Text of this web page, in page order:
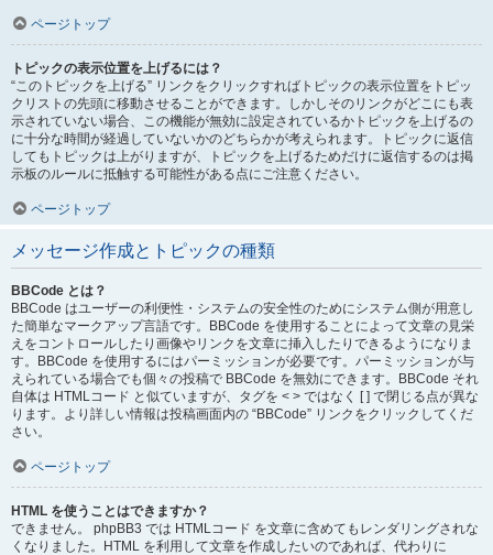
ページトップ
トピックの表示位置を上げるには？
“このトピックを上げる” リンクをクリックすればトピックの表示位置をトピッ
クリストの先頭に移動させることができます。しかしそのリンクがどこにも表
示されていない場合、この機能が無効に設定されているかトピックを上げるの
に十分な時間が経過していないかのどちらかが考えられます。トピックに返信
してもトピックは上がりますが、トピックを上げるためだけに返信するのは掲
示板のルールに抵触する可能性がある点にご注意ください。
ページトップ
メッセージ作成とトピックの種類
BBCode とは？
BBCode はユーザーの利便性・システムの安全性のためにシステム側が用意し
た簡単なマークアップ言語です。BBCode を使用することによって文章の見栄
えをコントロールしたり画像やリンクを文章に挿入したりできるようになりま
す。BBCode を使用するにはパーミッションが必要です。パーミッションが与
えられている場合でも個々の投稿で BBCode を無効にできます。BBCode それ
自体は HTMLコード と似ていますが、タグを < > ではなく [ ] で閉じる点が異な
ります。より詳しい情報は投稿画面内の “BBCode” リンクをクリックしてくだ
さい。
ページトップ
HTML を使うことはできますか？
できません。 phpBB3 では HTMLコード を文章に含めてもレンダリングされな
くなりました。HTML を利用して文章を作成したいのであれば、代わりに